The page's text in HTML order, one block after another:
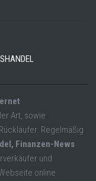
Art, sowie
Regelmäßig
Finanzen-News
und
online